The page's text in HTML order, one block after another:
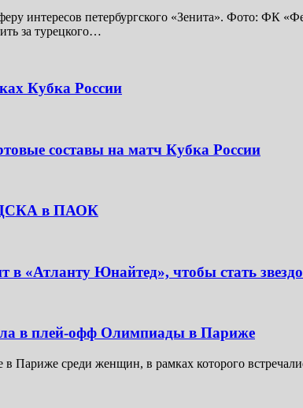
интересов петербургского «Зенита». Фото: ФК
за турецкого…
Кубка России
составы на матч Кубка России
ЦСКА в ПАОК
«Атланту Юнайтед», чтобы стать
в плей-офф Олимпиады в Париже
Париже среди женщин, в рамках которого